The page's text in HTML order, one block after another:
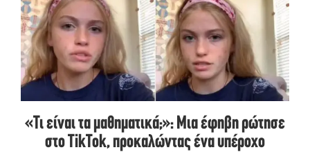
«Τι είναι τα μαθηματικά;»: Μια έφηβη ρώτησε
στο TikTok, προκαλώντας ένα υπέροχο